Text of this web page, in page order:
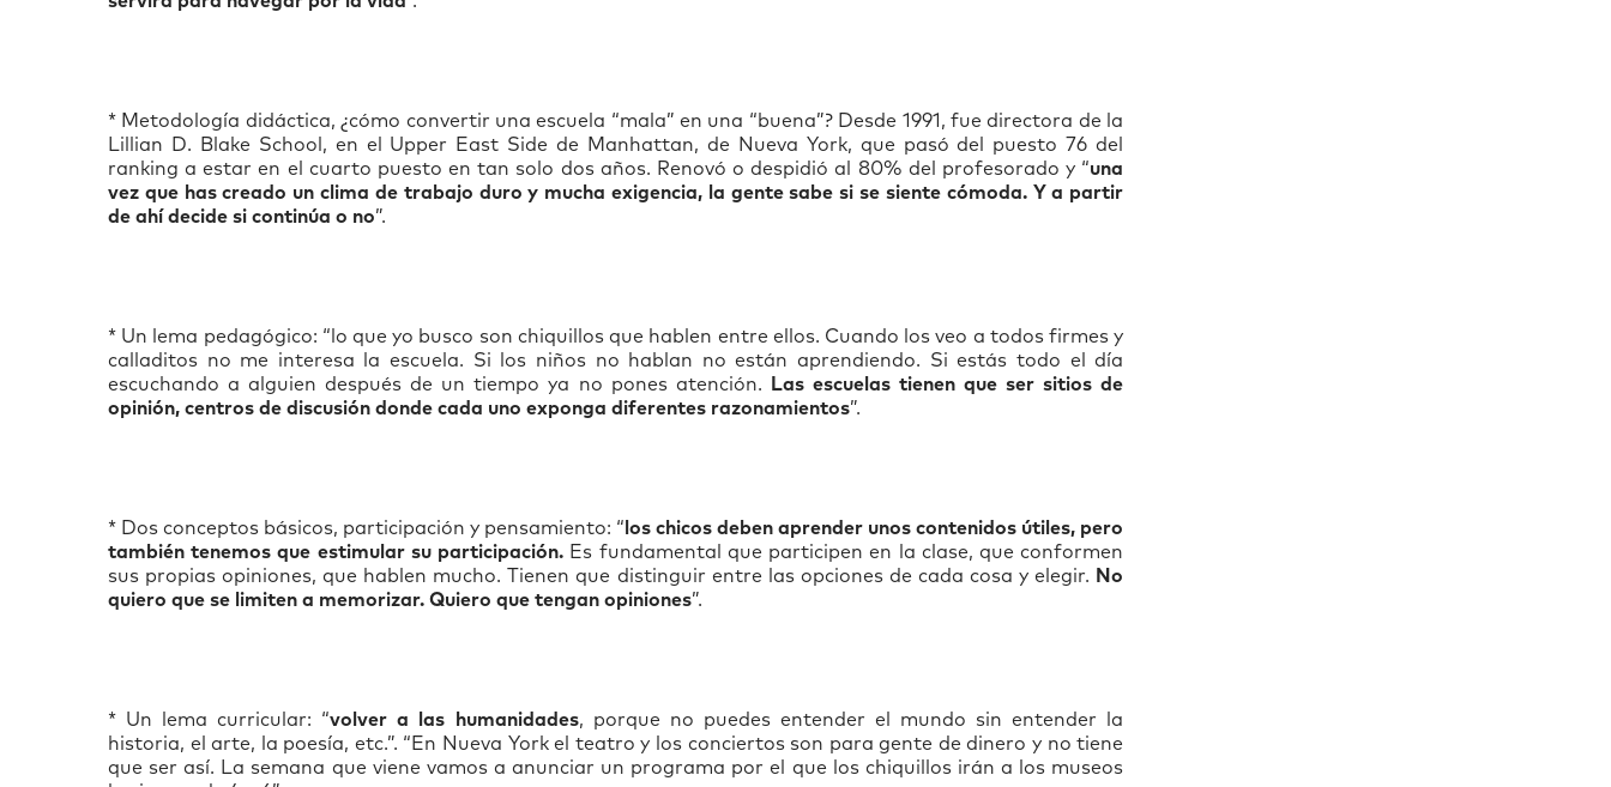
* Metodología didáctica, ¿cómo convertir una escuela “mala” en una “buena”? Desde 1991, fue directora de la
Lillian D. Blake School, en el Upper East Side de Manhattan, de Nueva York, que pasó del puesto 76 del
ranking a estar en el cuarto puesto en tan solo dos años. Renovó o despidió al 80% del profesorado y “una
vez que has creado un clima de trabajo duro y mucha exigencia, la gente sabe si se siente cómoda. Y a partir
de ahí decide si continúa o no”.
* Un lema pedagógico: “lo que yo busco son chiquillos que hablen entre ellos. Cuando los veo a todos firmes y
calladitos no me interesa la escuela. Si los niños no hablan no están aprendiendo. Si estás todo el día
escuchando a alguien después de un tiempo ya no pones atención.
Las escuelas tienen que ser sitios de
opinión, centros de discusión donde cada uno exponga diferentes razonamientos”.
* Dos conceptos básicos, participación y pensamiento: “ los chicos deben aprender unos contenidos útiles, pero
también tenemos que estimular su participación. Es fundamental que participen en la clase, que conformen
sus propias opiniones, que hablen mucho. Tienen que distinguir entre las opciones de cada cosa y elegir. No
quiero que se limiten a memorizar. Quiero que tengan opiniones”.
* Un lema curricular: “volver a las humanidades, porque no puedes entender el mundo sin entender la
historia, el arte, la poesía, etc.”. “En Nueva York el teatro y los conciertos son para gente de dinero y no tiene
que ser así. La semana que viene vamos a anunciar un programa por el que los chiquillos irán a los museos